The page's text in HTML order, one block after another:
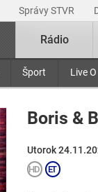
Správy STVR
Šport Live O
Rádio
Boris &
Utorok